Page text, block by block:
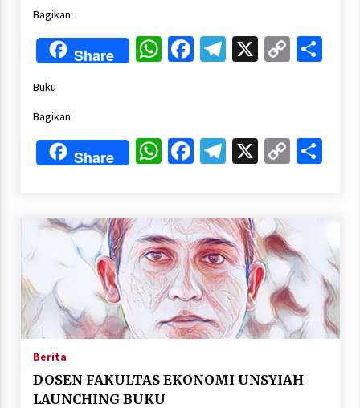
Bagikan:
Share WhatsApp
Facebook
Telegram
X Copy
Buku
Bagikan:
Share WhatsApp
Facebook
Telegram
X Copy
Berita
DOSEN FAKULTAS EKONOMI UNSYIAH
LAUNCHING BUKU